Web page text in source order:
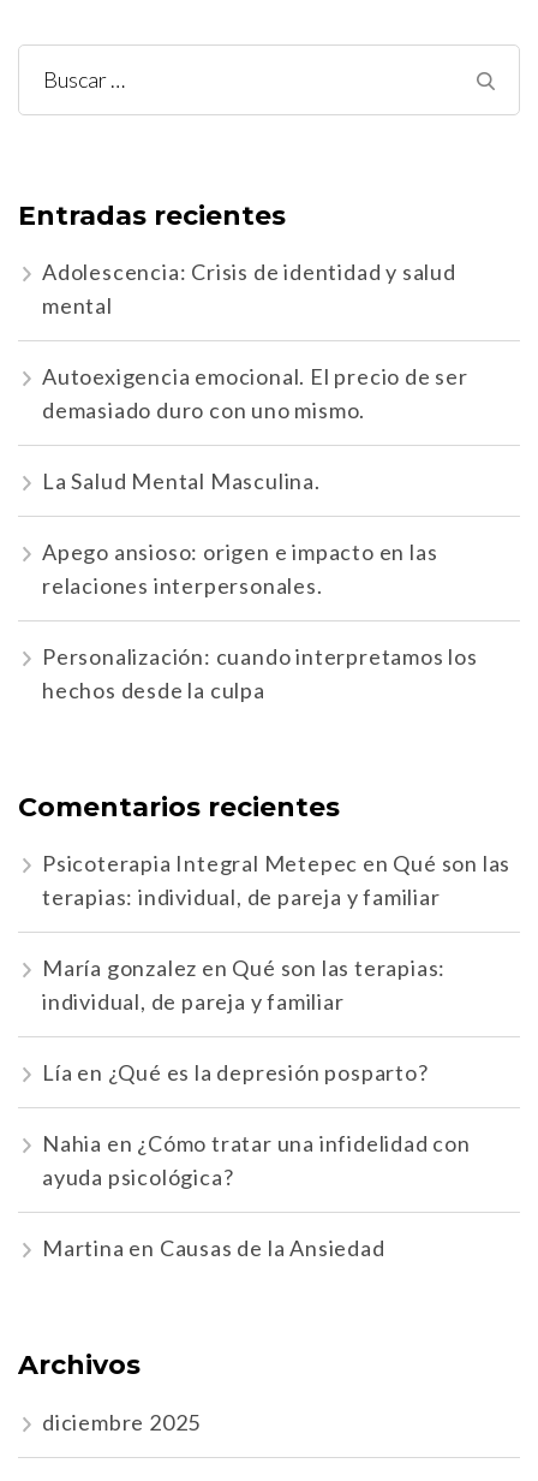
Buscar:
Entradas recientes
Adolescencia: Crisis de identidad y salud
mental
Autoexigencia emocional. El precio de ser
demasiado duro con uno mismo.
La Salud Mental Masculina.
Apego ansioso: origen e impacto en las
relaciones interpersonales.
Personalización: cuando interpretamos los
hechos desde la culpa
Comentarios recientes
Psicoterapia Integral Metepec en Qué son las
terapias: individual, de pareja y familiar
María gonzalez en Qué son las terapias:
individual, de pareja y familiar
Lía en ¿Qué es la depresión posparto?
Nahia en ¿Cómo tratar una infidelidad con
ayuda psicológica?
Martina en Causas de la Ansiedad
Archivos
diciembre 2025